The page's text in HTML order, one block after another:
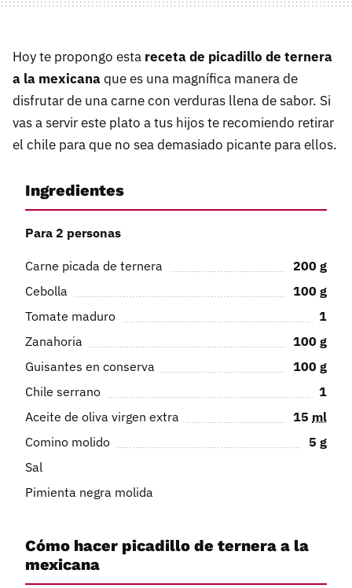
Hoy te propongo esta receta de picadillo de ternera
a la mexicanaque es una magnífica manera de
disfrutar de una carne con verduras llena de sabor. Si
vas a servir este plato a tus hijos te recomiendo retirar
el chile para que no sea demasiado picante para ellos.
Ingredientes
Para 2 personas
Carne picada de ternera 200 g
Cebolla
100 g
Tomate maduro
1
Zanahoria
100 g
Guisantes en conserva
100 g
Chile serrano
1
Aceite de oliva virgen extra
15 ml
Comino molido
5 g
Sal
Pimienta negra molida
Cómo hacer picadillo de ternera a la
mexicana